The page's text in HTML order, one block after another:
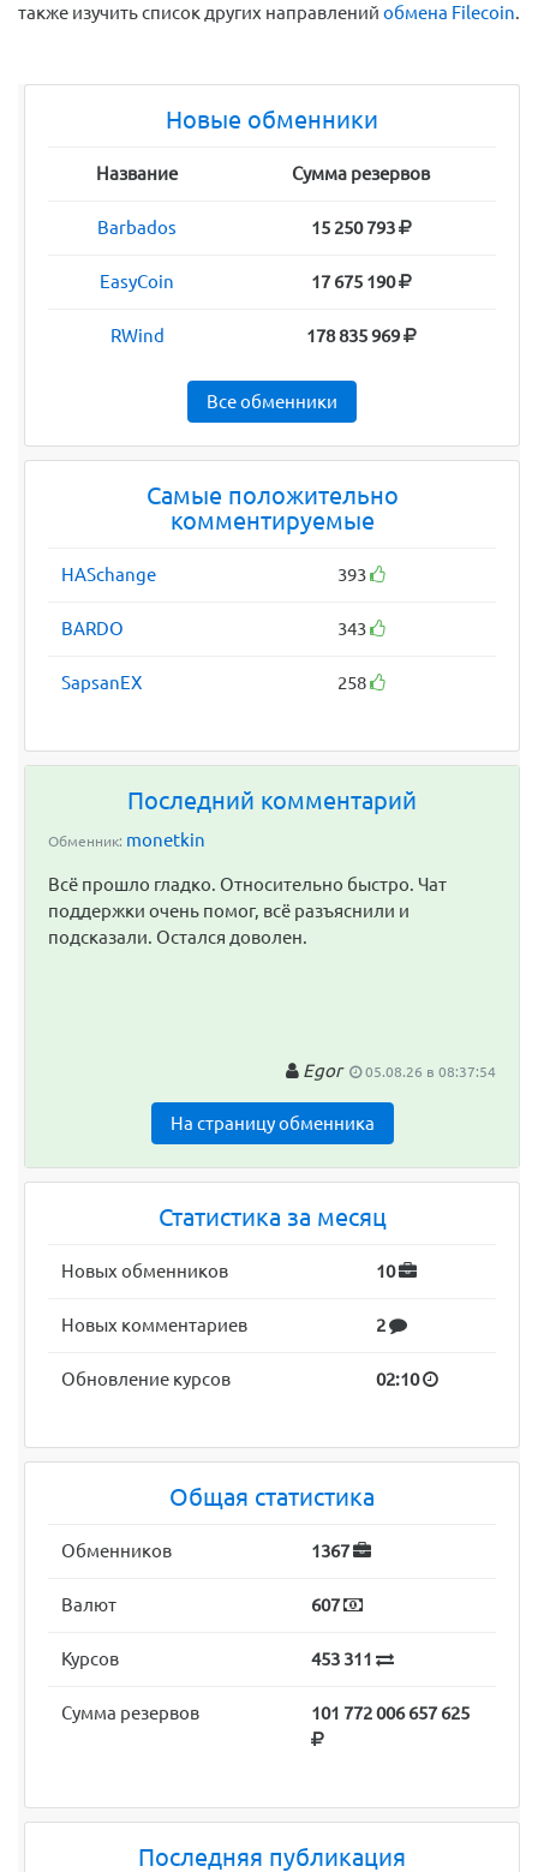
также изучить список других направлений обмена Filecoin.
Новые обменники
Название Сумма резервов
Barbados 15 250 793
EasyCoin 17 675 190
RWind 178 835 969
Все обменники
Самые положительно
комментируемые
HASchange 393
BARDO 343
SapsanEX 258
Последний комментарий
Обменник: monetkin
Всё прошло гладко. Относительно быстро. Чат
поддержки очень помог, всё разъяснили и
подсказали. Остался доволен.
Egor 05.08.26 в 08:37:54
На страницу обменника
Статистика за месяц
Новых обменников 10
Новых комментариев 2
Обновление курсов 02:10
Общая статистика
Обменников 1367
Валют 607
Курсов 453 311
Сумма резервов 101 772 006 657 625
Последняя публикация